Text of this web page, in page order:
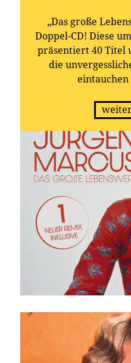
„Das große
Doppel-CD! Diese
präsentiert 40 Titel
die
eintauchen